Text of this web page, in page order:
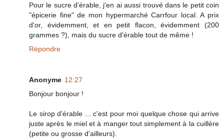
Pour le sucre d'érable, j'en ai aussi trouvé dans le petit coin
"épicerie fine" de mon hypermarché Carrfour local. A prix
d'or, évidemment, et en petit flacon, évidemment (200
grammes ?), mais du sucre d'érable tout de même !
Répondre
Anonyme 12:27
Bonjour bonjour !
Le sirop d'érable ... c'est pour moi quelque chose qui arrive
juste après le miel et à manger tout simplement à la cuillère
(petite ou grosse d'ailleurs).